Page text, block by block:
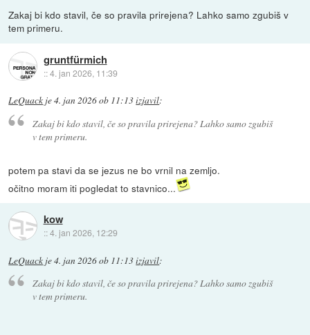
Zakaj bi kdo stavil, če so pravila prirejena? Lahko samo zgubiš v
tem primeru.
gruntfürmich
::4. jan 2026, 11:39
LeQuack je4. jan 2026 ob 11:13izjavil:
Zakaj bi kdo stavil, če so pravila prirejena? Lahko samo zgubiš
v tem primeru.
potem pa stavi da se jezus ne bo vrnil na zemljo.
očitno moram iti pogledat to stavnico...
kow
::4. jan 2026, 12:29
LeQuack je4. jan 2026 ob 11:13izjavil:
Zakaj bi kdo stavil, če so pravila prirejena? Lahko samo zgubiš
v tem primeru.